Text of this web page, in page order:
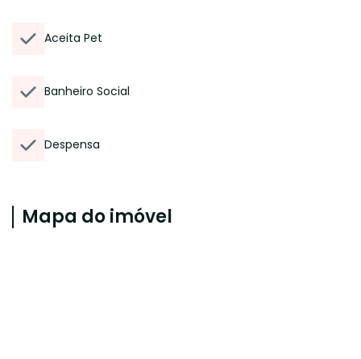
Aceita Pet
Banheiro Social
Despensa
Mapa do imóvel